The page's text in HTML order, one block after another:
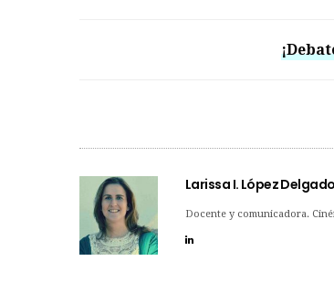
Larissa I. López Delgado
Docente y comunicadora.